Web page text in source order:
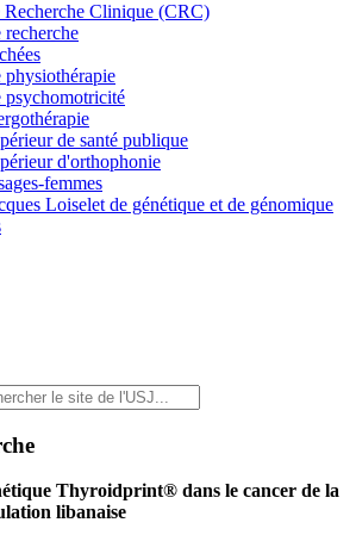
Recherche Clinique (CRC)
recherche
physiothérapie
psychomotricité
de santé publique
d'orthophonie
femmes
Loiselet de génétique et de génomique
Thyroidprint® dans le cancer de la
libanaise